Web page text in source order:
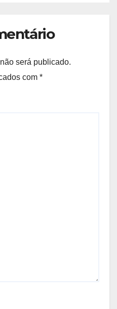
será publicado.
com *